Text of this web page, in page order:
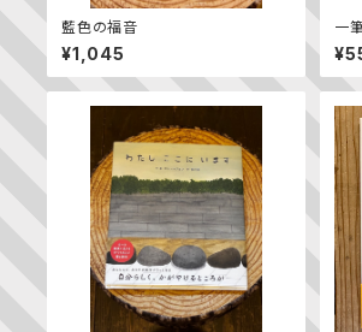
藍色の福音
¥1,045
一
り